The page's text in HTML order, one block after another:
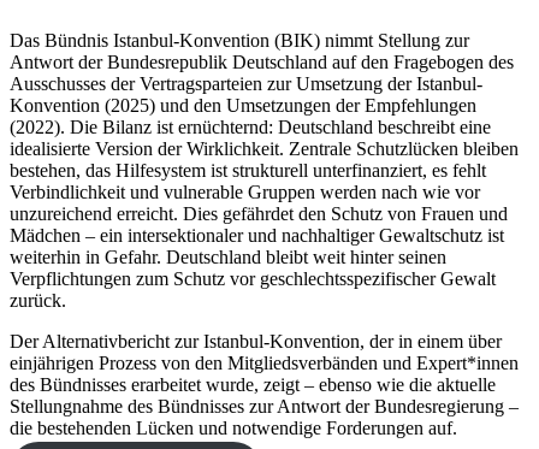
Das Bündnis Istanbul-Konvention (BIK) nimmt Stellung zur
Antwort der Bundesrepublik Deutschland auf den Fragebogen des
Ausschusses der Vertragsparteien zur Umsetzung der Istanbul-
Konvention (2025) und den Umsetzungen der Empfehlungen
(2022). Die Bilanz ist ernüchternd: Deutschland beschreibt eine
idealisierte Version der Wirklichkeit. Zentrale Schutzlücken bleiben
bestehen, das Hilfesystem ist strukturell unterfinanziert, es fehlt
Verbindlichkeit und vulnerable Gruppen werden nach wie vor
unzureichend erreicht. Dies gefährdet den Schutz von Frauen und
Mädchen – ein intersektionaler und nachhaltiger Gewaltschutz ist
weiterhin in Gefahr. Deutschland bleibt weit hinter seinen
Verpflichtungen zum Schutz vor geschlechtsspezifischer Gewalt
zurück.
Der Alternativbericht zur Istanbul-Konvention, der in einem über
einjährigen Prozess von den Mitgliedsverbänden und Expert*innen
des Bündnisses erarbeitet wurde, zeigt – ebenso wie die aktuelle
Stellungnahme des Bündnisses zur Antwort der Bundesregierung –
die bestehenden Lücken und notwendige Forderungen auf.